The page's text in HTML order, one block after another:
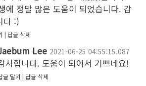
에 정말 많은 도움이 되었습니다. 감
다 :)
답글 삭제
Lee 2021-06-25 04:55:15.087
사합니다. 도움이 되어서 기쁘네요!
글 달기 답글 삭제